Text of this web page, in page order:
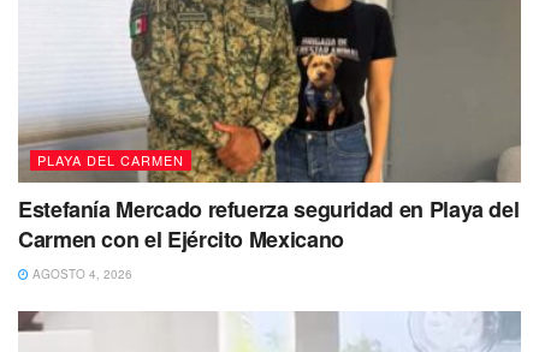
PLAYA DEL CARMEN
Estefanía Mercado refuerza seguridad en Playa del
Carmen con el Ejército Mexicano
AGOSTO 4, 2026